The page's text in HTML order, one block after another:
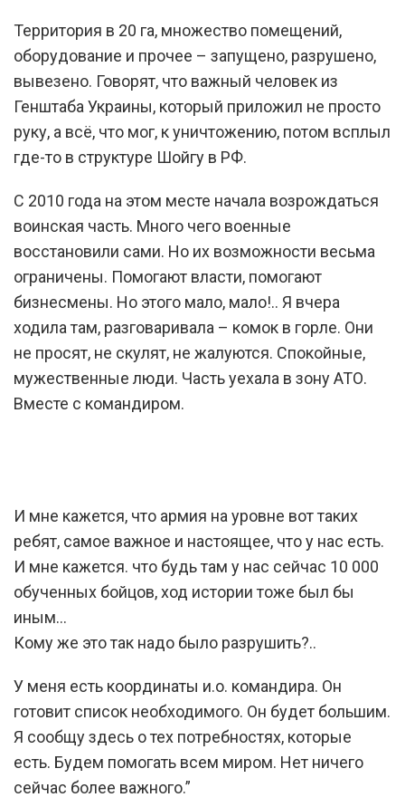
Территория в 20 га, множество помещений,
оборудование и прочее – запущено, разрушено,
вывезено. Говорят, что важный человек из
Генштаба Украины, который приложил не просто
руку, а всё, что мог, к уничтожению, потом всплыл
где-то в структуре Шойгу в РФ.
С 2010 года на этом месте начала возрождаться
воинская часть. Много чего военные
восстановили сами. Но их возможности весьма
ограничены. Помогают власти, помогают
бизнесмены. Но этого мало, мало!.. Я вчера
ходила там, разговаривала – комок в горле. Они
не просят, не скулят, не жалуются. Спокойные,
мужественные люди. Часть уехала в зону АТО.
Вместе с командиром.
И мне кажется, что армия на уровне вот таких
ребят, самое важное и настоящее, что у нас есть.
И мне кажется. что будь там у нас сейчас 10 000
обученных бойцов, ход истории тоже был бы
иным…
Кому же это так надо было разрушить?..
У меня есть координаты и.о. командира. Он
готовит список необходимого. Он будет большим.
Я сообщу здесь о тех потребностях, которые
есть. Будем помогать всем миром. Нет ничего
сейчас более важного.”